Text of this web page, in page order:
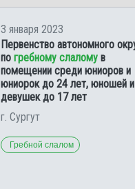
3 января 2023
Первенство автономного
по гребному слалому в
помещении среди юниоров и
юниорок до 24 лет, юношей и
девушек до 17 лет
г. Сургут
Гребной слалом